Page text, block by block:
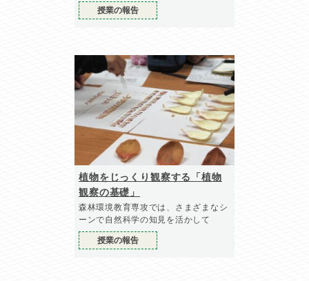
授業の報告
植物をじっくり観察する「植物
観察の基礎」
森林環境教育専攻では、さまざまなシ
ーンで自然科学の知見を活かして
授業の報告